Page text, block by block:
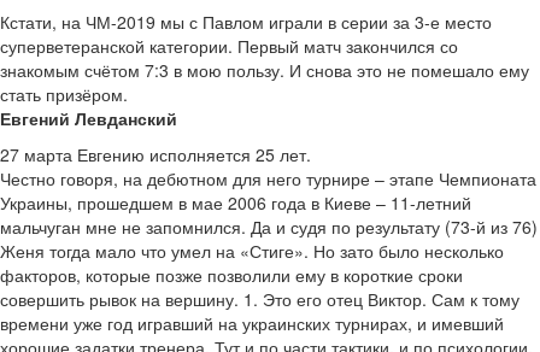
Кстати, на ЧМ-2019 мы с Павлом играли в серии за 3-е место
суперветеранской категории. Первый матч закончился со
знакомым счётом 7:3 в мою пользу. И снова это не помешало ему
стать призёром.
Евгений Левданский
27 марта Евгению исполняется 25 лет.
Честно говоря, на дебютном для него турнире – этапе Чемпионата
Украины, прошедшем в мае 2006 года в Киеве – 11-летний
мальчуган мне не запомнился. Да и судя по результату (73-й из 76)
Женя тогда мало что умел на «Стиге». Но зато было несколько
факторов, которые позже позволили ему в короткие сроки
совершить рывок на вершину. 1. Это его отец Виктор. Сам к тому
времени уже год игравший на украинских турнирах, и имевший